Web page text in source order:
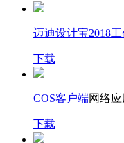
迈迪设计宝2018
下载
COS客户端网络应
下载